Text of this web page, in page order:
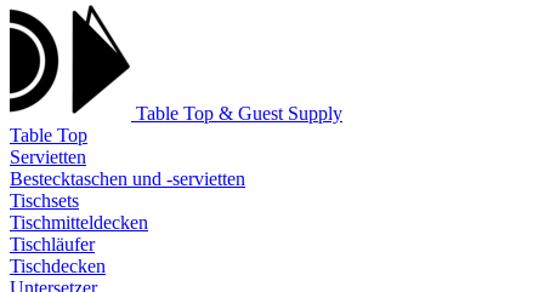
Table Top & Guest Supply
Table Top
Servietten
Bestecktaschen und -servietten
Tischsets
Tischmitteldecken
Tischläufer
Tischdecken